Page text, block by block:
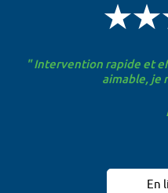
" Intervention rapide et
aimable, je
En